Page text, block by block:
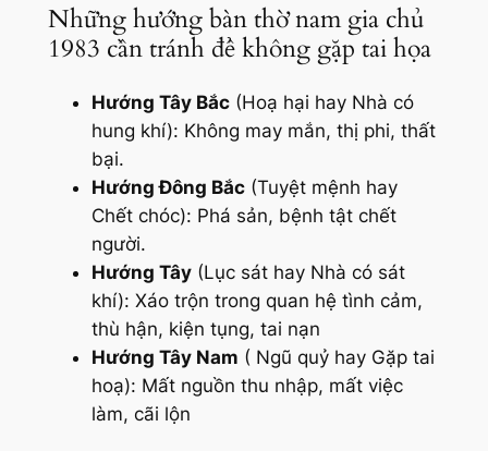
Những hướng bàn thờ nam gia chủ
1983 cần tránh để không gặp tai họa
Hướng Tây Bắc(Hoạ hại hay Nhà có
hung khí): Không may mắn, thị phi, thất
bại.
Hướng Đông Bắc(Tuyệt mệnh hay
Chết chóc): Phá sản, bệnh tật chết
người.
Hướng Tây(Lục sát hay Nhà có sát
khí): Xáo trộn trong quan hệ tình cảm,
thù hận, kiện tụng, tai nạn
Hướng Tây Nam ( Ngũ quỷ hay Gặp tai
hoạ): Mất nguồn thu nhập, mất việc
làm, cãi lộn